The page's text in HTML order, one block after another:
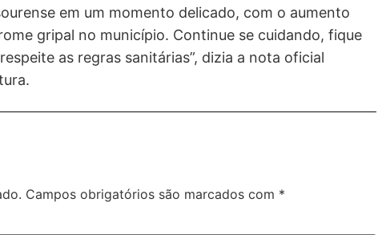
em um momento delicado, com o aumento
gripal no município. Continue se cuidando, fique
as regras sanitárias”, dizia a nota oficial
Campos obrigatórios são marcados com *